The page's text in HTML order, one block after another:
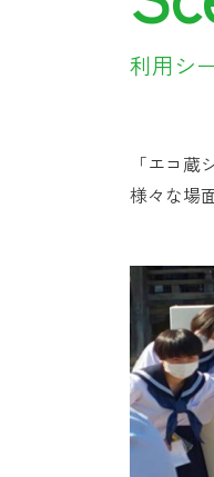
利用シ
「エコ
様々な場